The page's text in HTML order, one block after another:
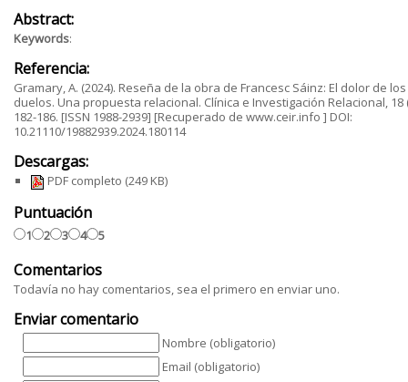
Abstract:
Keywords:
Referencia:
Gramary, A. (2024). Reseña de la obra de Francesc Sáinz: El dolor de los
duelos. Una propuesta relacional. Clínica e Investigación Relacional, 18
182-186. [ISSN 1988-2939] [Recuperado de www.ceir.info ] DOI:
10.21110/19882939.2024.180114
Descargas:
PDF completo (249 KB)
Puntuación
1 2 3 4 5
Comentarios
Todavía no hay comentarios, sea el primero en enviar uno.
Enviar comentario
Nombre (obligatorio)
Email (obligatorio)